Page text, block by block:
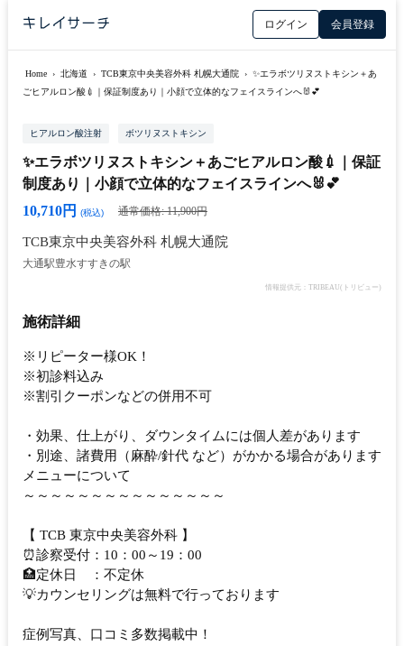
ログイン 会員登録
Home › 北海道 › TCB東京中央美容外科 札幌大通院 › ✨エラボツリヌストキシン＋あ
ごヒアルロン酸💉｜保証制度あり｜小顔で立体的なフェイスラインへ🐰💕
ヒアルロン酸注射 ボツリヌストキシン
✨エラボツリヌストキシン＋あごヒアルロン酸💉｜保証
制度あり｜小顔で立体的なフェイスラインへ🐰💕
10,710円
(税込) 通常価格: 11,900円
TCB東京中央美容外科 札幌大通院
大通駅豊水すすきの駅
情報提供元：TRIBEAU(トリビュー)
施術詳細
※リピーター様OK！
※初診料込み
※割引クーポンなどの併用不可
・効果、仕上がり、ダウンタイムには個人差があります
・別途、諸費用（麻酔/針代 など）がかかる場合があります
メニューについて
～～～～～～～～～～～～～～～
【 TCB 東京中央美容外科 】
⏰診察受付：10：00～19：00
🏥定休日 ：不定休
💡カウンセリングは無料で行っております
症例写真、口コミ多数掲載中！